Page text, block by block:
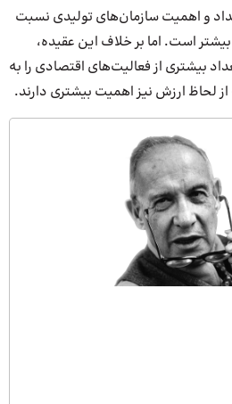
و اهمیت سازمان‌های تولیدی نسبت
است. اما بر خلاف این عقیده،
بیشتری از فعالیت‌های اقتصادی را به
ارزش نیز اهمیت بیشتری دارند.